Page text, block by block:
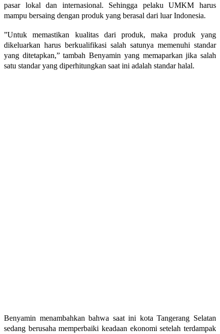
pasar lokal dan internasional. Sehingga pelaku UMKM harus
mampu bersaing dengan produk yang berasal dari luar Indonesia.
”Untuk memastikan kualitas dari produk, maka produk yang
dikeluarkan harus berkualifikasi salah satunya memenuhi standar
yang ditetapkan,” tambah Benyamin yang memaparkan jika salah
satu standar yang diperhitungkan saat ini adalah standar halal.
Benyamin menambahkan bahwa saat ini kota Tangerang Selatan
sedang berusaha memperbaiki keadaan ekonomi setelah terdampak